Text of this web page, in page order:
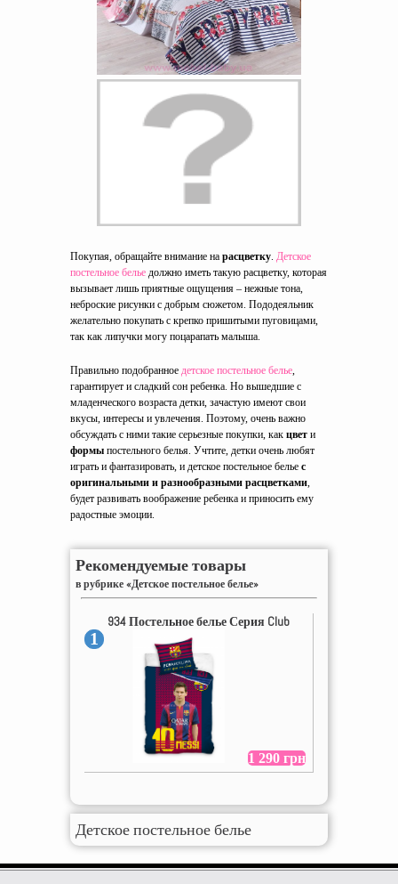
Покупая, обращайте внимание на расцветку. Детское
постельное белье должно иметь такую расцветку, которая
вызывает лишь приятные ощущения – нежные тона,
неброские рисунки с добрым сюжетом. Пододеяльник
желательно покупать с крепко пришитыми пуговицами,
так как липучки могу поцарапать малыша.
Правильно подобранное детское постельное белье,
гарантирует и сладкий сон ребенка. Но вышедшие с
младенческого возраста детки, зачастую имеют свои
вкусы, интересы и увлечения. Поэтому, очень важно
обсуждать с ними такие серьезные покупки, как цвет и
формы постельного белья. Учтите, детки очень любят
играть и фантазировать, и детское постельное белье с
оригинальными и разнообразными расцветками,
будет развивать воображение ребенка и приносить ему
радостные эмоции.
Рекомендуемые товары
в рубрике «Детское постельное белье»
934 Постельное белье Серия Club
1
1 290 грн
Детское постельное белье